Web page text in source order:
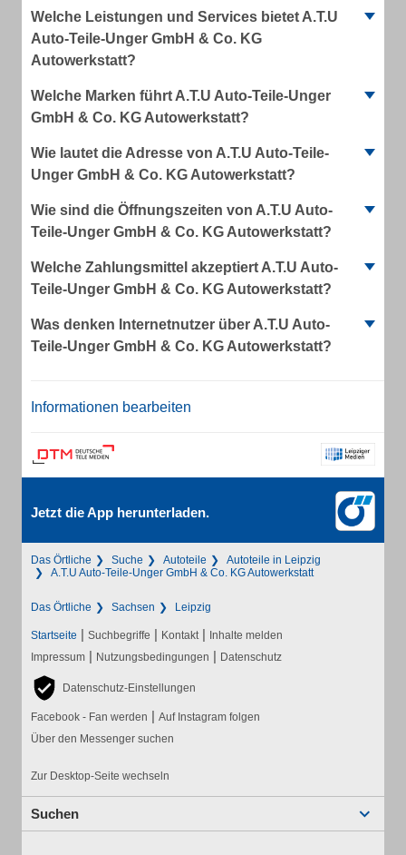
Welche Leistungen und Services bietet A.T.U
Auto-Teile-Unger GmbH & Co. KG
Autowerkstatt?
Welche Marken führt A.T.U Auto-Teile-Unger
GmbH & Co. KG Autowerkstatt?
Wie lautet die Adresse von A.T.U Auto-Teile-
Unger GmbH & Co. KG Autowerkstatt?
Wie sind die Öffnungszeiten von A.T.U Auto-
Teile-Unger GmbH & Co. KG Autowerkstatt?
Welche Zahlungsmittel akzeptiert A.T.U Auto-
Teile-Unger GmbH & Co. KG Autowerkstatt?
Was denken Internetnutzer über A.T.U Auto-
Teile-Unger GmbH & Co. KG Autowerkstatt?
Informationen bearbeiten
Jetzt die App herunterladen.
Das Örtliche Suche Autoteile
Autoteile in Leipzig
A.T.U Auto-Teile-Unger GmbH & Co. KG Autowerkstatt
Das Örtliche Sachsen Leipzig
Startseite | Suchbegriffe | Kontakt | Inhalte melden
Impressum | Nutzungsbedingungen | Datenschutz
Datenschutz-Einstellungen
Facebook - Fan werden | Auf Instagram folgen
Über den Messenger suchen
Zur Desktop-Seite wechseln
Suchen